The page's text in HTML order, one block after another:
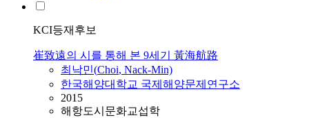
KCI등재후보
崔致遠의 시를 통해 본 9세기 黃海航路
최낙민(Choi, Nack-Min)
한국해양대학교 국제해양문제연구소
2015
해항도시문화교섭학